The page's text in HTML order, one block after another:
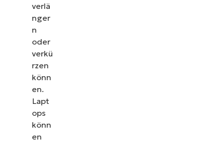
verlä
nger
n
oder
verkü
rzen
könn
en.
Lapt
ops
könn
en